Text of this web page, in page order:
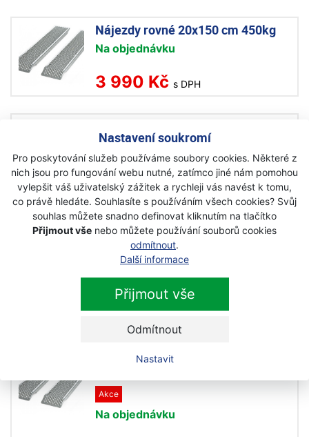
Nastavení soukromí
Pro poskytování služeb používáme soubory cookies. Některé z
nich jsou pro fungování webu nutné, zatímco jiné nám pomohou
vylepšit váš uživatelský zážitek a rychleji vás navést k tomu,
co právě hledáte. Souhlasíte s používáním všech cookies? Svůj
souhlas můžete snadno definovat kliknutím na tlačítko
Přijmout vše nebo můžete používání souborů cookies
odmítnout.
Další informace
Přijmout vše
Odmítnout
Nastavit
Nájezdy rovné 20x150 cm 450kg
Na objednávku
3 990 Kč s DPH
traktory
Na objednávku
3 890 Kč s DPH
Husqvarna Krycí plachta pro trakor
Na objednávku
2 490 Kč
Husqvarna Nájezy rovné
Akce
Na objednávku